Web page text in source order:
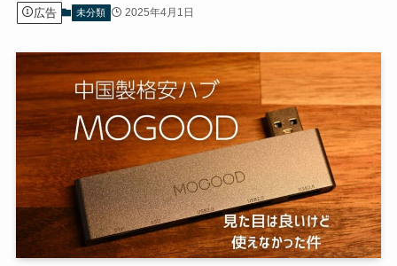
広告 未分類 2025年4月1日